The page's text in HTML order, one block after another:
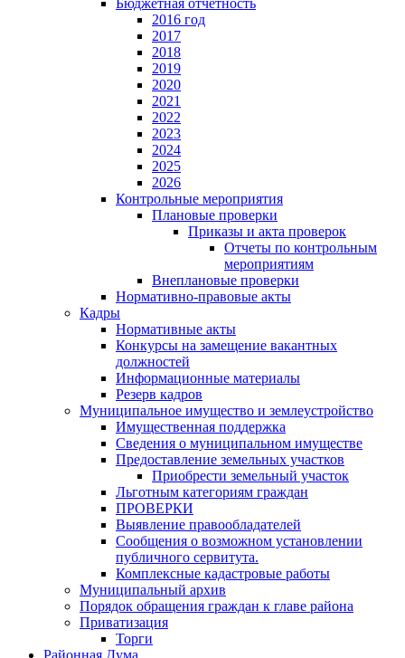
Бюджетная отчетность
2016 год
2017
2018
2019
2020
2021
2022
2023
2024
2025
2026
Контрольные мероприятия
Плановые проверки
Приказы и акта проверок
Отчеты по контрольным
мероприятиям
Внеплановые проверки
Нормативно-правовые акты
Кадры
Нормативные акты
Конкурсы на замещение вакантных
должностей
Информационные материалы
Резерв кадров
Муниципальное имущество и землеустройство
Имущественная поддержка
Сведения о муниципальном имуществе
Предоставление земельных участков
Приобрести земельный участок
Льготным категориям граждан
ПРОВЕРКИ
Выявление правообладателей
Сообщения о возможном установлении
публичного сервитута.
Комплексные кадастровые работы
Муниципальный архив
Порядок обращения граждан к главе района
Приватизация
Торги
Районная Дума